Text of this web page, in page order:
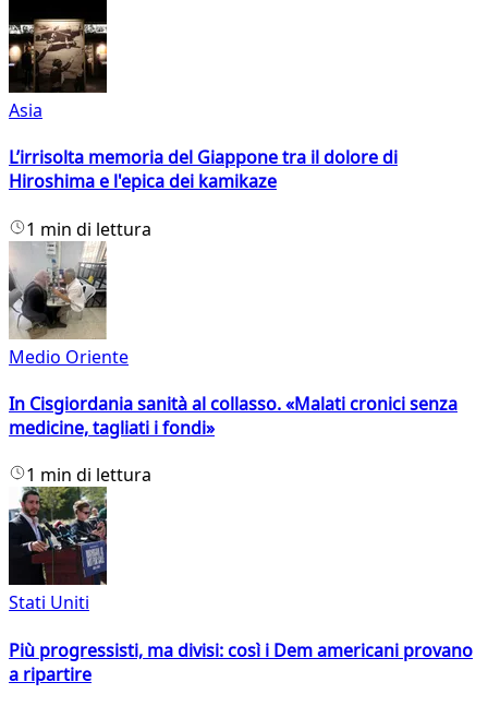
Asia
L’irrisolta memoria del Giappone tra il dolore di
Hiroshima e l'epica dei kamikaze
1 min di lettura
Medio Oriente
In Cisgiordania sanità al collasso. «Malati cronici senza
medicine, tagliati i fondi»
1 min di lettura
Stati Uniti
Più progressisti, ma divisi: così i Dem americani provano
a ripartire